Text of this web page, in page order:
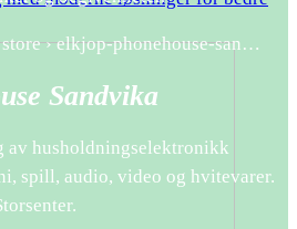
› elkjop-phonehouse-san…
Sandvika
av husholdningselektronikk
spill, audio, video og hvitevarer.